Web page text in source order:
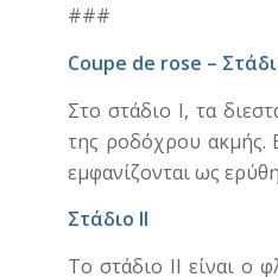
###
Coupe de rose –
Στο στάδιο Ι, τα
της ροδόχρου ακμής.
εμφανίζονται ως
Στάδιο ΙΙ
Το στάδιο ΙΙ είναι ο